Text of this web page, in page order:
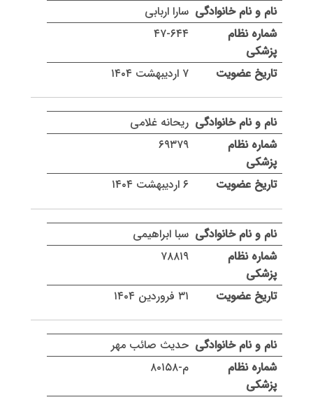
سارا اربابی
۴۷-۶۴۴
۷ اردیبهشت ۱۴۰۴
ریحانه غلامی
۶۹۳۷۹
۶ اردیبهشت ۱۴۰۴
سبا ابراهیمی
۷۸۸۱۹
۳۱ فروردین ۱۴۰۴
حدیث صائب مهر
م-۸۰۱۵۸